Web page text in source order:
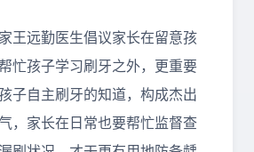
王远勤医生倡议家长在留意孩
忙孩子学习刷牙之外，更重要
子自主刷牙的知道，构成杰出
，家长在日常也要帮忙监督查